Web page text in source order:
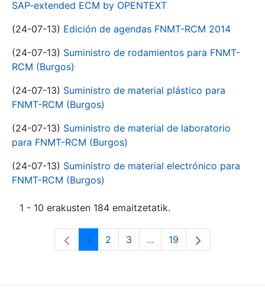
SAP-extended ECM by OPENTEXT
(24-07-13) Edición de agendas FNMT-RCM 2014
(24-07-13) Suministro de rodamientos para FNMT-
RCM (Burgos)
(24-07-13) Suministro de material plástico para
FNMT-RCM (Burgos)
(24-07-13) Suministro de material de laboratorio
para FNMT-RCM (Burgos)
(24-07-13) Suministro de material electrónico para
FNMT-RCM (Burgos)
1 - 10 erakusten 184 emaitzetatik.
Orrialdea
1 Orrialdea
2 Orrialdea
3 ...Intermediate Pages Use
Orrialdea
19